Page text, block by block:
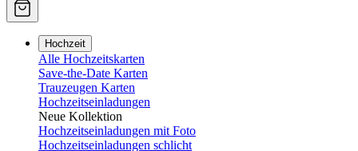
Hochzeit
Alle Hochzeitskarten
Save-the-Date Karten
Trauzeugen Karten
Hochzeitseinladungen
Neue Kollektion
Hochzeitseinladungen mit Foto
Hochzeitseinladungen schlicht